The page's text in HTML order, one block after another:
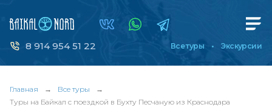
8 914 954 51 22 Все туры Экскурсии
Главная → Все туры
→
Туры на Байкал с поездкой в Бухту Песчаную из Краснодара